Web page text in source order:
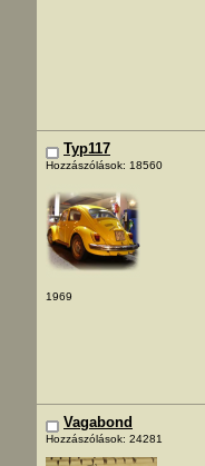
Typ117
Hozzászólások: 18560
1969
Vagabond
Hozzászólások: 24281